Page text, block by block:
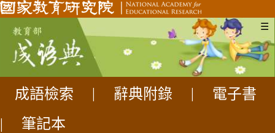
☰
成語檢索 辭典附錄
電子書
|
筆記本